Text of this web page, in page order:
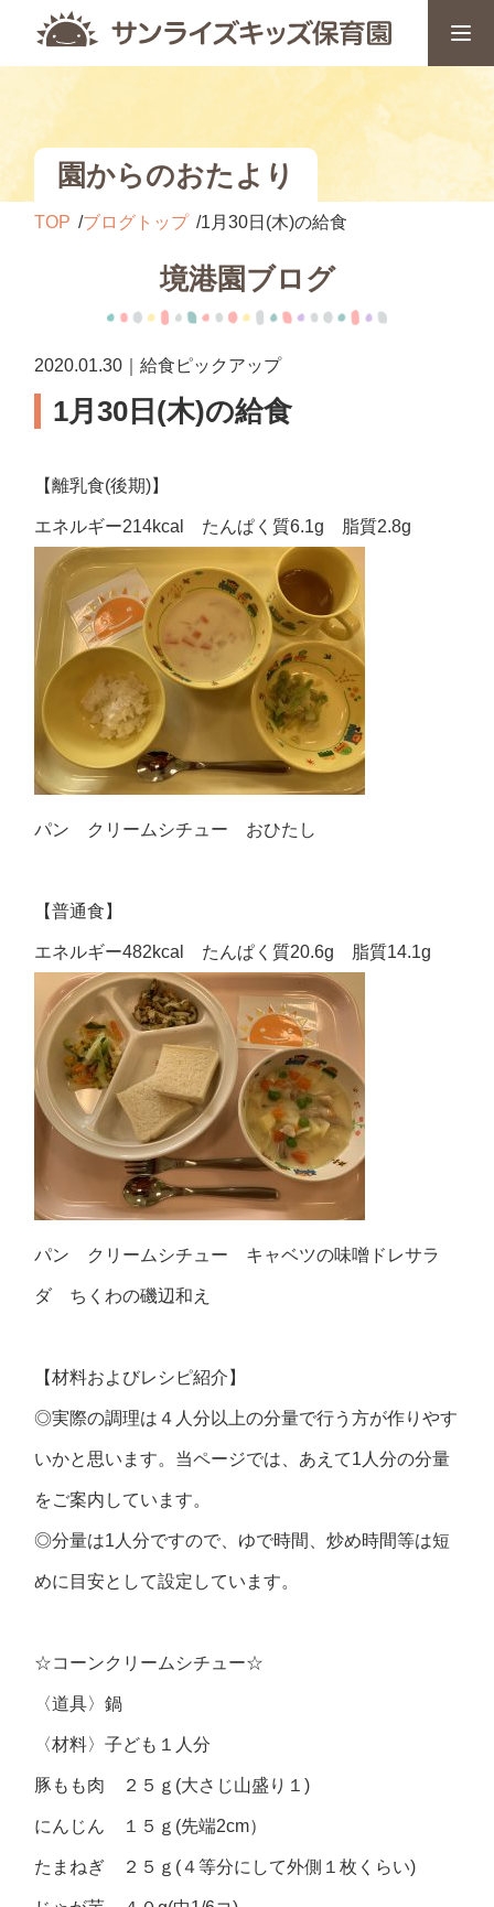
園からのおたより
TOP ブログトップ 1月30日(木)の給食
境港園ブログ
2020.01.30｜給食ピックアップ
1月30日(木)の給食
【離乳食(後期)】
エネルギー214kcal たんぱく質6.1g 脂質2.8g
パン クリームシチュー おひたし
【普通食】
エネルギー482kcal たんぱく質20.6g 脂質14.1g
パン クリームシチュー キャベツの味噌ドレサラ
ダ ちくわの磯辺和え
【材料およびレシピ紹介】
◎実際の調理は４人分以上の分量で行う方が作りやす
いかと思います。当ページでは、あえて1人分の分量
をご案内しています。
◎分量は1人分ですので、ゆで時間、炒め時間等は短
めに目安として設定しています。
☆コーンクリームシチュー☆
〈道具〉鍋
〈材料〉子ども１人分
豚もも肉 ２５ｇ(大さじ山盛り１)
にんじん １５ｇ(先端2cm）
たまねぎ ２５ｇ(４等分にして外側１枚くらい)